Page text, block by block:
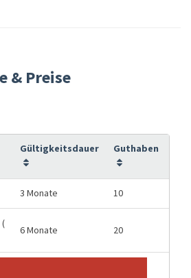
& Preise
Gültigkeitsdauer Guthaben
3 Monate 10
6 Monate 20